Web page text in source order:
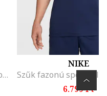
Sportstyle kerek nyakú sportpóló
NIKE
6.799 Ft